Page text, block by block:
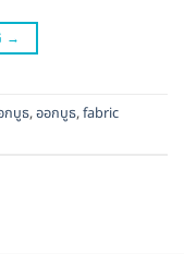
→
กบูธ,ออกบูธ,fabric